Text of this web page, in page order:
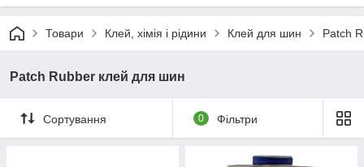
Товари Клей, хімія і рідини Клей для шин Patch
Patch Rubber клей для шин
Сортування 0 Фільтри